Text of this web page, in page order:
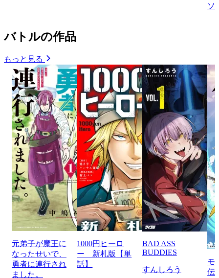
ソ
バトルの作品
もっと見る
元弟子が魔王に
なったせいで、
勇者に連行され
ました。
1000円ヒーロ
ー 新札版【単
話】
BAD ASS
BUDDIES
すんしろう
モ
伝